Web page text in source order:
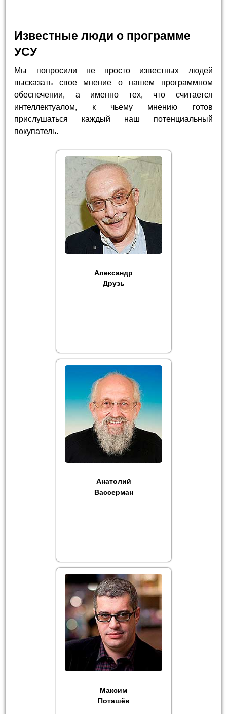
Известные люди о программе
УСУ
Мы попросили не просто известных людей
высказать свое мнение о нашем программном
обеспечении, а именно тех, что считается
интеллектуалом, к чьему мнению готов
прислушаться каждый наш потенциальный
покупатель.
Александр
Друзь
Анатолий
Вассерман
Максим
Поташёв